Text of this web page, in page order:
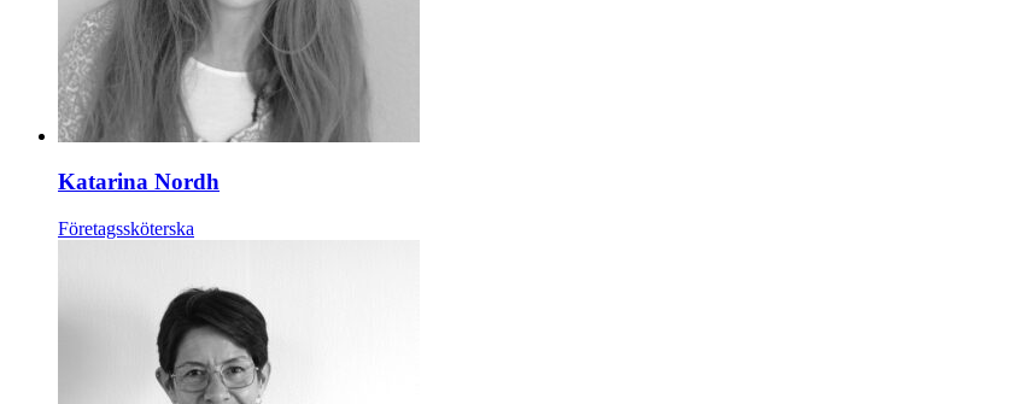
Katarina Nordh
Företagssköterska